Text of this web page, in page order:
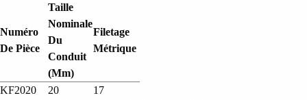
Numéro
De Pièce
Taille
Nominale
Du
Conduit
(mm)
Filetage
Métrique
KF2020 20
17